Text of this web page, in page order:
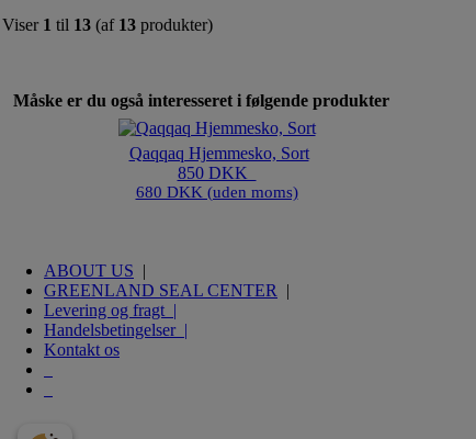
Viser 1 til 13 (af 13 produkter)
Måske er du også interesseret i følgende produkter
Qaqqaq Hjemmesko, Sort
850 DKK
680 DKK (uden moms)
ABOUT US |
GREENLAND SEAL CENTER
|
Levering og fragt |
Handelsbetingelser |
Kontakt os